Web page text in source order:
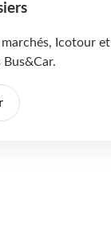
marchés, Icotour et